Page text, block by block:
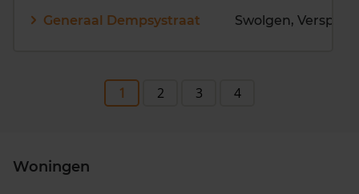
Generaal Dempsystraat
1 2 3 4
Woningen